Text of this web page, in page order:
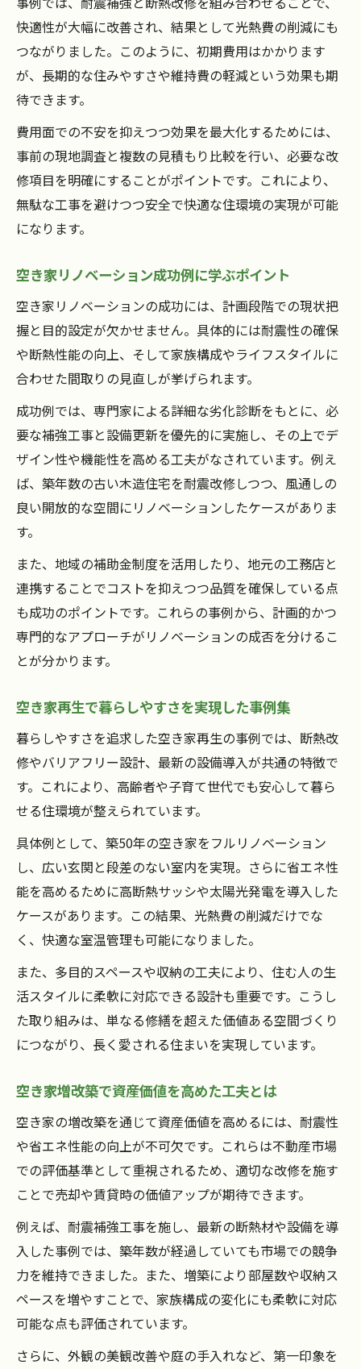
快適性が大幅に改善され、結果として光熱費の削減にも
つながりました。このように、初期費用はかかります
が、長期的な住みやすさや維持費の軽減という効果も期
待できます。
費用面での不安を抑えつつ効果を最大化するためには、
事前の現地調査と複数の見積もり比較を行い、必要な改
修項目を明確にすることがポイントです。これにより、
無駄な工事を避けつつ安全で快適な住環境の実現が可能
になります。
空き家リノベーション成功例に学ぶポイント
空き家リノベーションの成功には、計画段階での現状把
握と目的設定が欠かせません。具体的には耐震性の確保
や断熱性能の向上、そして家族構成やライフスタイルに
合わせた間取りの見直しが挙げられます。
成功例では、専門家による詳細な劣化診断をもとに、必
要な補強工事と設備更新を優先的に実施し、その上でデ
ザイン性や機能性を高める工夫がなされています。例え
ば、築年数の古い木造住宅を耐震改修しつつ、風通しの
良い開放的な空間にリノベーションしたケースがありま
す。
また、地域の補助金制度を活用したり、地元の工務店と
連携することでコストを抑えつつ品質を確保している点
も成功のポイントです。これらの事例から、計画的かつ
専門的なアプローチがリノベーションの成否を分けるこ
とが分かります。
空き家再生で暮らしやすさを実現した事例集
暮らしやすさを追求した空き家再生の事例では、断熱改
修やバリアフリー設計、最新の設備導入が共通の特徴で
す。これにより、高齢者や子育て世代でも安心して暮ら
せる住環境が整えられています。
具体例として、築50年の空き家をフルリノベーション
し、広い玄関と段差のない室内を実現。さらに省エネ性
能を高めるために高断熱サッシや太陽光発電を導入した
ケースがあります。この結果、光熱費の削減だけでな
く、快適な室温管理も可能になりました。
また、多目的スペースや収納の工夫により、住む人の生
活スタイルに柔軟に対応できる設計も重要です。こうし
た取り組みは、単なる修繕を超えた価値ある空間づくり
につながり、長く愛される住まいを実現しています。
空き家増改築で資産価値を高めた工夫とは
空き家の増改築を通じて資産価値を高めるには、耐震性
や省エネ性能の向上が不可欠です。これらは不動産市場
での評価基準として重視されるため、適切な改修を施す
ことで売却や賃貸時の価値アップが期待できます。
例えば、耐震補強工事を施し、最新の断熱材や設備を導
入した事例では、築年数が経過していても市場での競争
力を維持できました。また、増築により部屋数や収納ス
ペースを増やすことで、家族構成の変化にも柔軟に対応
可能な点も評価されています。
さらに、外観の美観改善や庭の手入れなど、第一印象を